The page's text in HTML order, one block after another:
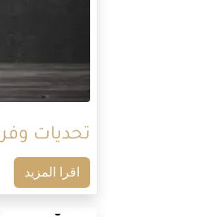
تحديات
اقرا المزيد